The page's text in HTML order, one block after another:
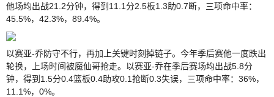
他场均出战21.2分钟，得到11.1分2.5板1.3助0.7断，三项命中率：
45.5%，42.3%，89.4%。
以赛亚-乔防守不行，再加上关键时刻掉链子。今年季后赛他一度跌出
轮换，上场时间被魔仙哥抢走。以赛亚-乔在季后赛场均出战5.8分
钟，得到1.5分0.4篮板0.4助攻0.1抢断0.3失误，三项命中率：36%，
11.1%，0%。